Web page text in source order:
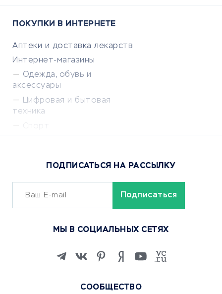
ПОКУПКИ В ИНТЕРНЕТЕ
Аптеки и доставка лекарств
Интернет-магазины
Одежда, обувь и
аксессуары
Цифровая и бытовая
техника
Сервисы доставки
ОБУЧЕНИЕ И РАБОТА
Изучение иностранных
Маркетинг и продажи
СООБЩЕСТВО
ПОДПИСАТЬСЯ НА РАССЫЛКУ
МЫ В СОЦИАЛЬНЫХ СЕТЯХ